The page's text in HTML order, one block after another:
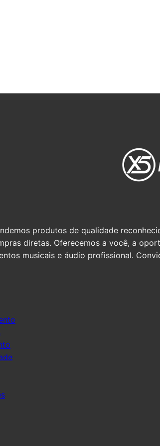
produtos de qualidade
diretas. Oferecemos a você, a
musicais e áudio profissional.